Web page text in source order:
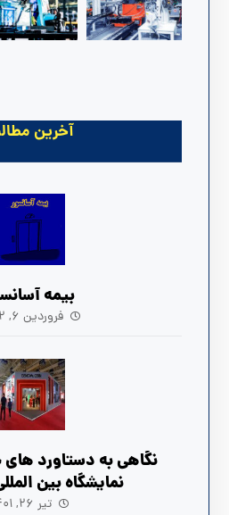
آخرین
بیمه
فروردین ۶, ۱۴۰۲
نگاهی به دستاورد های
نمایشگاه بین
تیر ۲۶, ۱۴۰۱